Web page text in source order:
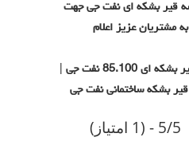
قیر بشکه ای نفت جی جهت
مشتریان عزیز اعلام
قیر بشکه ای 60.70 نفت جی | قیر بشکه ای 85.100 نفت جی |
بشکه ساختمانی نفت جی
5/5 - (1 امتیاز)